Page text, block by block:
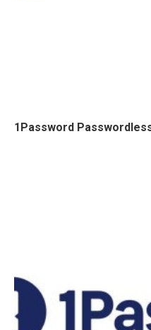
1Password